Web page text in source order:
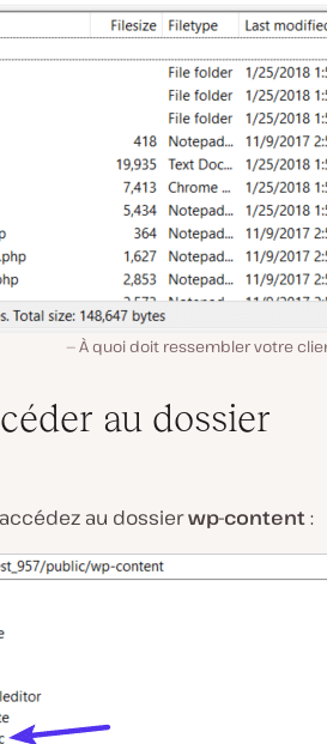
À quoi doit ressembler votre
au dossier
accédez au dossierwp-content: